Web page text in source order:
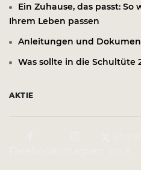
Ein Zuhause, das passt: So
Ihrem Leben passen
Anleitungen und
Was sollte in die Schultüte
AKTIE